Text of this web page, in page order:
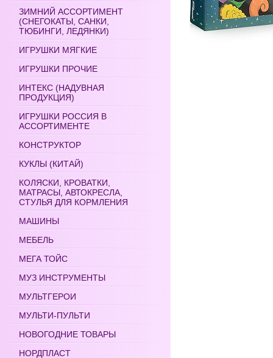
ЗИМНИЙ АССОРТИМЕНТ
(СНЕГОКАТЫ, САНКИ,
ТЮБИНГИ, ЛЕДЯНКИ)
ИГРУШКИ МЯГКИЕ
ИГРУШКИ ПРОЧИЕ
ИНТЕКС (НАДУВНАЯ
ПРОДУКЦИЯ)
ИГРУШКИ РОССИЯ В
АССОРТИМЕНТЕ
КОНСТРУКТОР
КУКЛЫ (КИТАЙ)
КОЛЯСКИ, КРОВАТКИ,
МАТРАСЫ, АВТОКРЕСЛА,
СТУЛЬЯ ДЛЯ КОРМЛЕНИЯ
МАШИНЫ
МЕБЕЛЬ
МЕГА ТОЙС
МУЗ ИНСТРУМЕНТЫ
МУЛЬТГЕРОИ
МУЛЬТИ-ПУЛЬТИ
НОВОГОДНИЕ ТОВАРЫ
НОРДПЛАСТ